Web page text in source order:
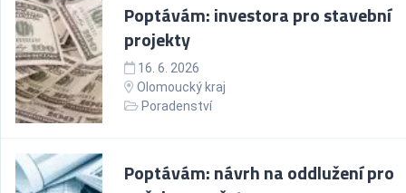
Poptávám: investora pro stavební
projekty
16. 6. 2026
Olomoucký kraj
Poradenství
Poptávám: návrh na oddlužení pro